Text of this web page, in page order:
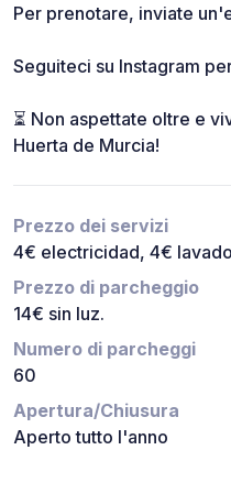
Per prenotare, inviate
Seguiteci su Instagram
⏳ Non aspettate oltre e
Huerta de Murcia!
Prezzo dei servizi
4€ electricidad, 4€
Prezzo di parcheggio
14€ sin luz.
Numero di parcheggi
60
Apertura/Chiusura
Aperto tutto l'anno